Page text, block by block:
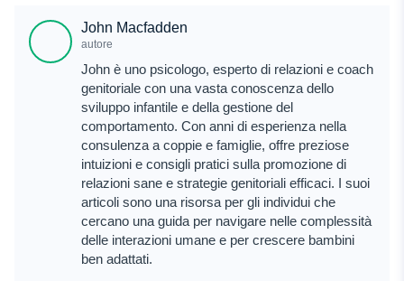
John Macfadden
autore
John è uno psicologo, esperto di relazioni e coach
genitoriale con una vasta conoscenza dello
sviluppo infantile e della gestione del
comportamento. Con anni di esperienza nella
consulenza a coppie e famiglie, offre preziose
intuizioni e consigli pratici sulla promozione di
relazioni sane e strategie genitoriali efficaci. I suoi
articoli sono una risorsa per gli individui che
cercano una guida per navigare nelle complessità
delle interazioni umane e per crescere bambini
ben adattati.